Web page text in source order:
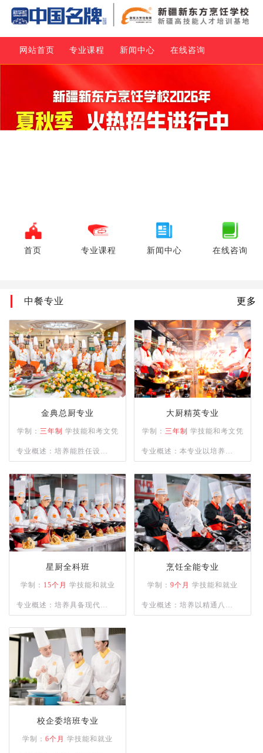
网站首页 专业课程 新闻中心 在线咨询
首页 专业课程 新闻中心 在线咨询
中餐专业 更多
金典总厨专业
学制： 三年制 学技能和考文凭
专业概述：培养能胜任设计
席菜单与制作；精通餐饮管
理、酒店运营等相关知识并
具备独立创业、创新能力强
的综合型人才。
大厨精英专业
学制： 三年制 学技能和考文凭
专业概述：本专业以培养精
苏）制作，熟练掌握冷菜、
雕刻、冷拼技术，懂经营、
善管理，并具备创业能力的
人才为目标。
星厨全科班
学制： 15个月 学技能和就业
专业概述：培养具备现代烹
理能力的高级技术应用性专
门人才。通过系统的课程设
置和实践操作，学员将熟练
掌握各类烹饪手法、刀工技
巧以及食材处理技能。
烹饪全能专业
学制：9个月 学技能和就业
专业概述：培养以精通八大
校企委培班专业
学制：6个月 学技能和就业